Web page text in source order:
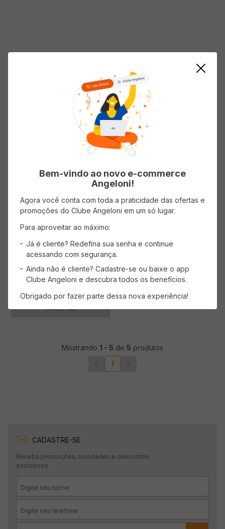
Cerveja BASTARDS Ipa Hector 5
AVISE-ME
Mostrando 1 - 5 de 5 produtos
1
CADASTRE-SE
Receba promoções, novidades e descontos
exclusivos.
Bem-vindo ao novo e-commerce
Angeloni!
Agora você conta com toda a praticidade das ofertas e
promoções do Clube Angeloni em um só lugar.
Para aproveitar ao máximo:
Já é cliente? Redefina sua senha e continue
acessando com segurança.
Ainda não é cliente? Cadastre-se ou baixe o app
Clube Angeloni e descubra todos os benefícios.
Obrigado por fazer parte dessa nova experiência!